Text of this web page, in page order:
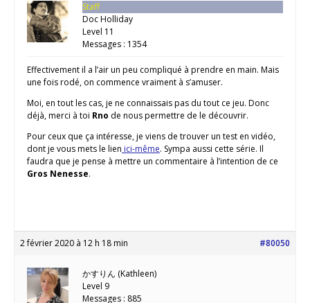
Staff
Doc Holliday
Level 11
Messages : 1354
Effectivement il a l’air un peu compliqué à prendre en main. Mais
une fois rodé, on commence vraiment à s’amuser.
Moi, en tout les cas, je ne connaissais pas du tout ce jeu. Donc
déjà, merci à toi Rno de nous permettre de le découvrir.
Pour ceux que ça intéresse, je viens de trouver un test en vidéo,
dont je vous mets le lien ici-même. Sympa aussi cette série. Il
faudra que je pense à mettre un commentaire à l’intention de ce
Gros Nenesse.
2 février 2020 à 12 h 18 min #80050
かすりん (Kathleen)
Level 9
Messages : 885